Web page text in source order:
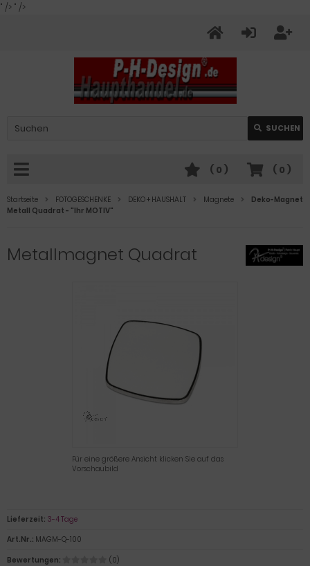
" /> " />
SUCHEN
( 0 )
( 0 )
Startseite FOTOGESCHENKE DEKO + HAUSHALT Magnete
Deko-Magnet
Metall Quadrat - "Ihr MOTIV"
Metallmagnet Quadrat
Für eine größere Ansicht klicken Sie auf das
Vorschaubild
Lieferzeit: 3-4 Tage
Art.Nr.: MAGM-Q-100
Bewertungen:
(0)